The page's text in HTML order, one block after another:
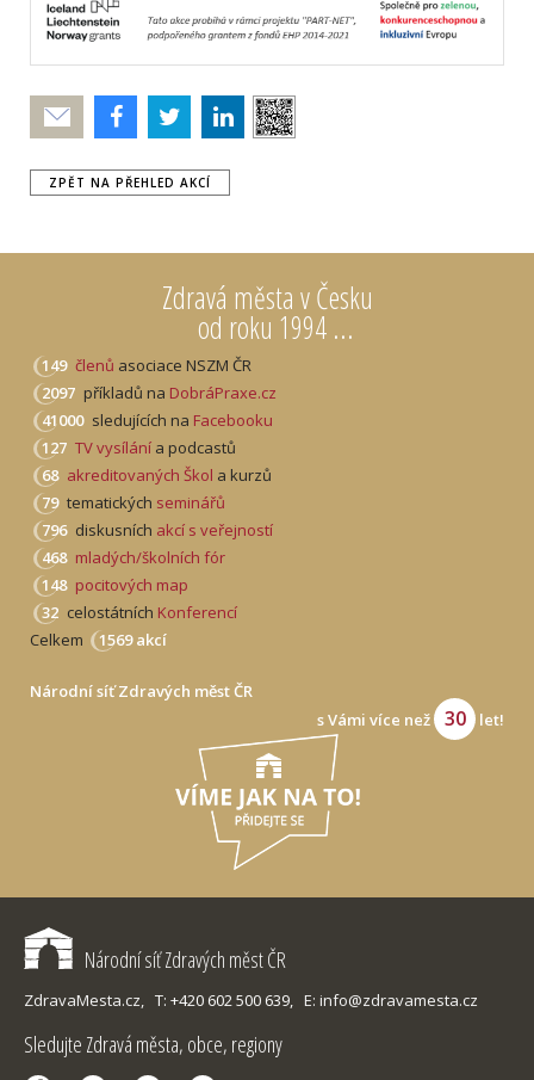
Zdravá města v Česku
od roku 1994 ...
149 členů asociace NSZM ČR
2097 příkladů na DobráPraxe.cz
41000 sledujících na Facebooku
127 TV vysílání a podcastů
68 akreditovaných Škol a kurzů
79 tematických seminářů
796 diskusních akcí s veřejností
468 mladých/školních fór
148 pocitových map
32 celostátních Konferencí
Celkem
1569 akcí
Národní síť Zdravých měst ČR
s Vámi více než
30 let!
Poslat
ZPĚT NA PŘEHLED AKCÍ
Národní síť Zdravých měst ČR
ZdravaMesta.cz, T: +420 602 500 639, E: info@zdravamesta.cz
Sledujte Zdravá města, obce, regiony